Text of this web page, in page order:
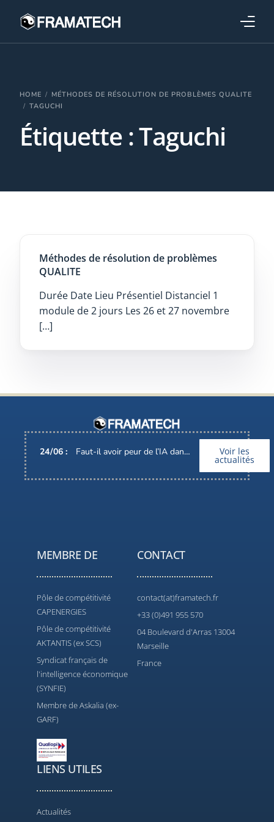
HOME
MÉTHODES DE RÉSOLUTION DE PROBLÈMES QUALITE
TAGUCHI
Étiquette :Taguchi
Méthodes de résolution de problèmes
QUALITE
Durée Date Lieu Présentiel Distanciel 1
module de 2 jours Les 26 et 27 novembre
[…]
24/06 : Faut-il avoir peur de l’IA dans nos métiers ? Voir les
actualités
MEMBRE DE
Pôle de compétitivité
CAPENERGIES
Pôle de compétitivité
AKTANTIS (ex SCS)
Syndicat français de
l'intelligence économique
(SYNFIE)
Membre de Askalia (ex-
GARF)
CONTACT
contact(at)framatech.fr
+33 (0)491 955 570
04 Boulevard d'Arras 13004
Marseille
France
LIENS UTILES
Actualités
Formations
Performance électronique